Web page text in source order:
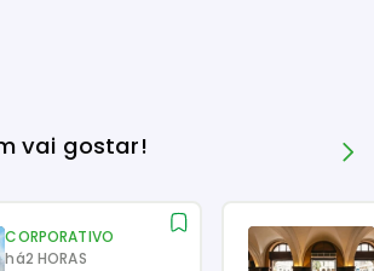
vai gostar!
CORPORATIVO
há2 HORAS